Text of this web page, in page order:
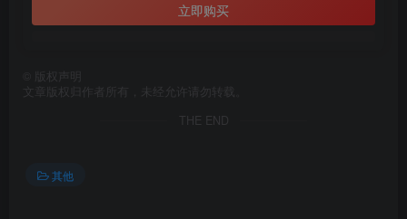
立即购买
版权声明
文章版权归作者所有，未经允许请勿转载。
THE END
其他